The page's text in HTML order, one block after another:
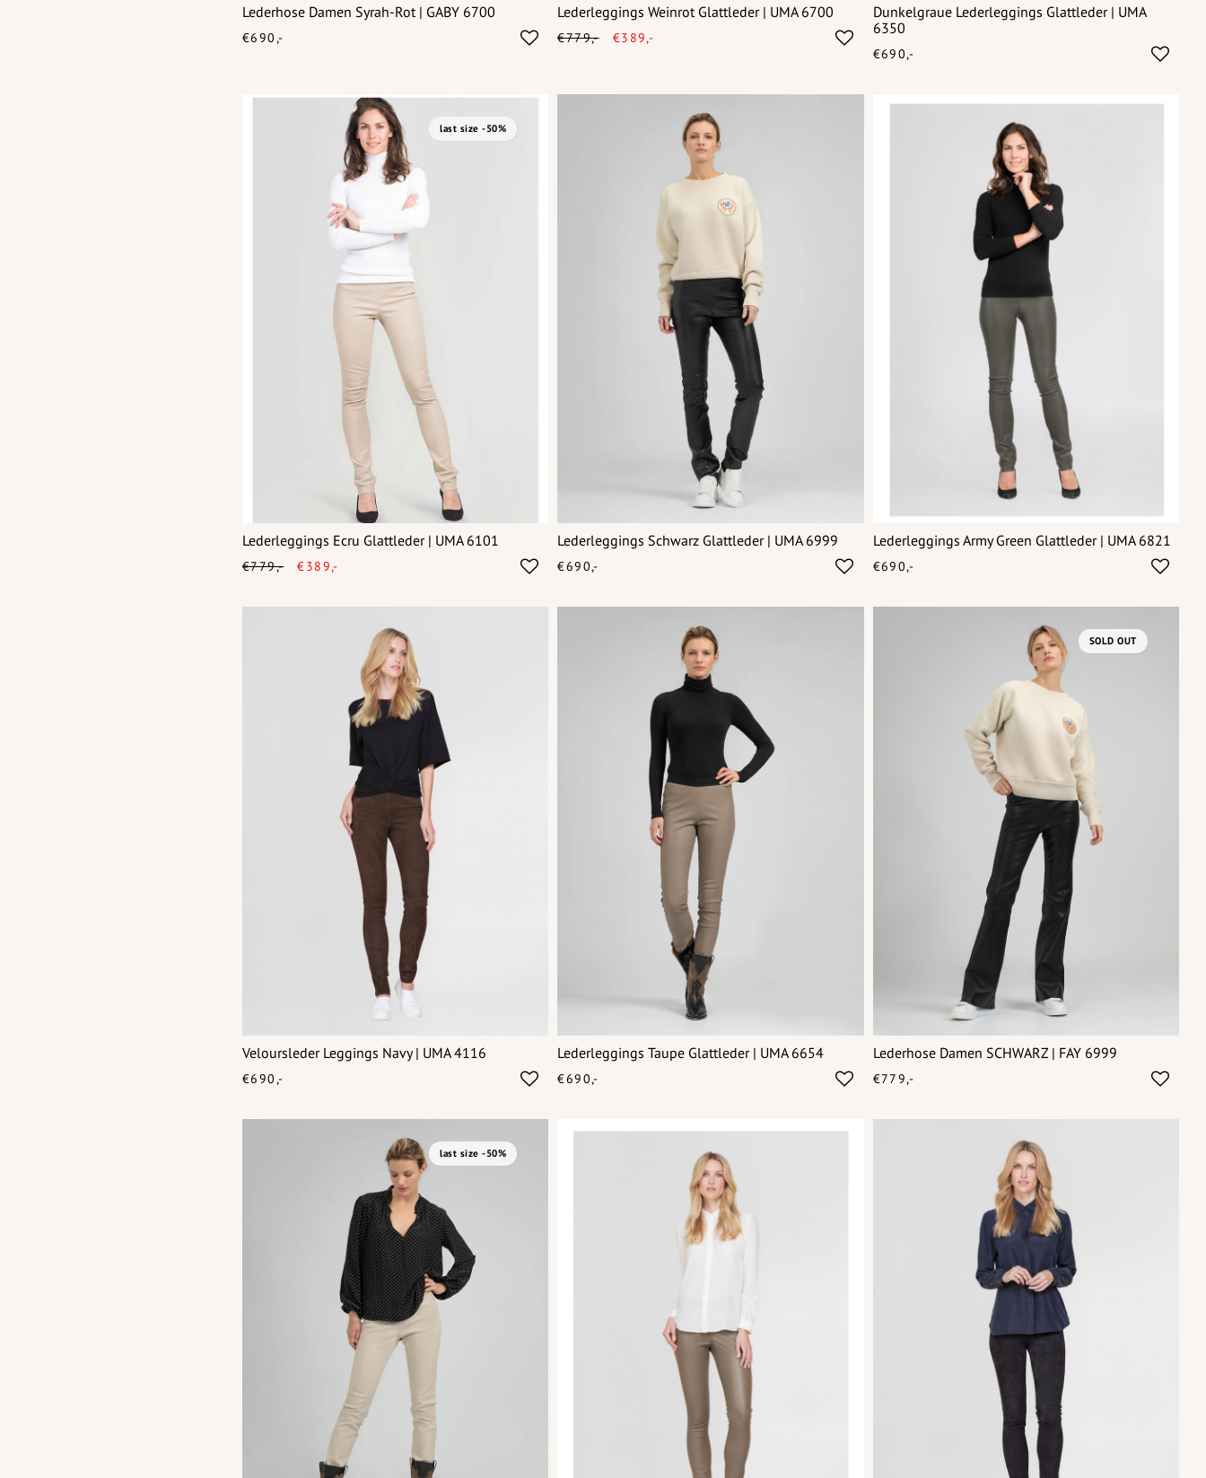
Lederhose Damen Syrah-Rot | GABY 6700
€690,-
Lederleggings Weinrot Glattleder | UMA 6700
€779,- €389,-
Dunkelgraue Lederleggings Glattleder | UMA
6350
€690,-
Lederleggings Ecru Glattleder | UMA 6101
€779,- €389,-
last size -50%
Lederleggings Schwarz Glattleder | UMA 6999
€690,-
Lederleggings Army Green Glattleder | UMA 6821
€690,-
Veloursleder Leggings Navy | UMA 4116
€690,-
Lederleggings Taupe Glattleder | UMA 6654
€690,-
Lederhose Damen SCHWARZ | FAY 6999
€779,-
SOLD OUT
last size -50%